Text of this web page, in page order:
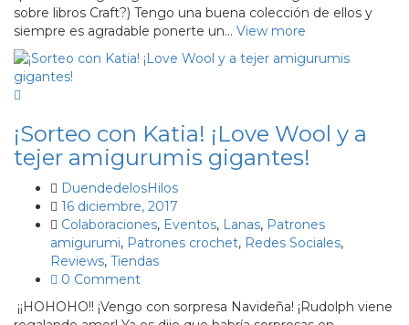
sobre libros Craft?) Tengo una buena colección de ellos y
siempre es agradable ponerte un… View more
¡Sorteo con Katia! ¡Love Wool y a
tejer amigurumis gigantes!
DuendedelosHilos
16 diciembre, 2017
Colaboraciones, Eventos, Lanas, Patrones
amigurumi, Patrones crochet, Redes Sociales,
Reviews, Tiendas
0 Comment
¡¡HOHOHO!! ¡Vengo con sorpresa Navideña! ¡Rudolph viene